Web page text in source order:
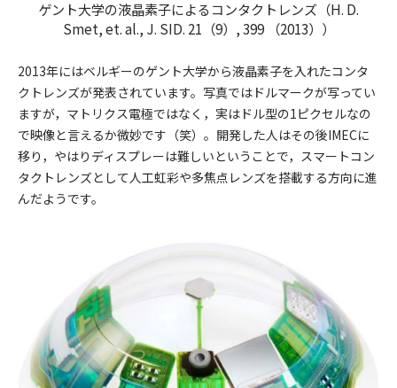
ゲント大学の液晶素子によるコンタクトレンズ（H. D.
Smet, et. al., J. SID. 21（9）, 399 （2013））
2013年にはベルギーのゲント大学から液晶素子を入れたコンタ
クトレンズが発表されています。写真ではドルマークが写ってい
ますが，マトリクス電極ではなく，実はドル型の1ピクセルなの
で映像と言えるか微妙です（笑）。開発した人はその後IMECに
移り，やはりディスプレーは難しいということで，スマートコン
タクトレンズとして人工虹彩や多焦点レンズを搭載する方向に進
んだようです。